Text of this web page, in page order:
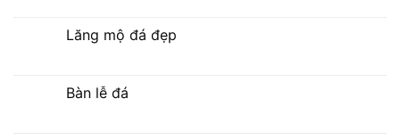
Lăng mộ đá đẹp
Bàn lễ đá